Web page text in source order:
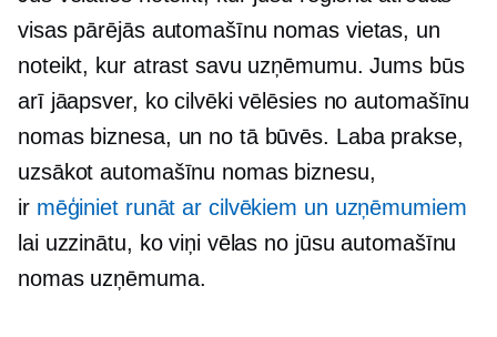
visas pārējās automašīnu nomas vietas, un
noteikt, kur atrast savu uzņēmumu. Jums būs
arī jāapsver, ko cilvēki vēlēsies no automašīnu
nomas biznesa, un no tā būvēs. Laba prakse,
uzsākot automašīnu nomas biznesu,
ir mēģiniet runāt ar cilvēkiem un uzņēmumiem
lai uzzinātu, ko viņi vēlas no jūsu automašīnu
nomas uzņēmuma.